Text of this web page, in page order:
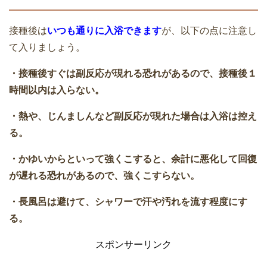
接種後はいつも通りに入浴できますが、以下の点に注意し
て入りましょう。
・接種後すぐは副反応が現れる恐れがあるので、接種後１
時間以内は入らない。
・熱や、じんましんなど副反応が現れた場合は入浴は控え
る。
・かゆいからといって強くこすると、余計に悪化して回復
が遅れる恐れがあるので、強くこすらない。
・長風呂は避けて、シャワーで汗や汚れを流す程度にす
る。
スポンサーリンク